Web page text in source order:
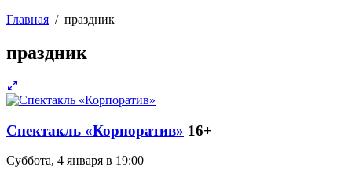
Главная / праздник
праздник
Спектакль «Корпоратив» 16+
Суббота, 4 января в 19:00